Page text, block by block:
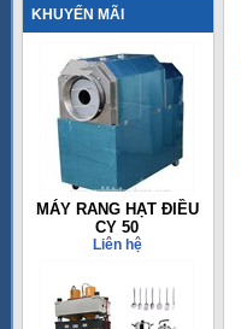
KHUYẾN MÃI
MÁY RANG HẠT ĐIỀU
CY 50
Liên hệ